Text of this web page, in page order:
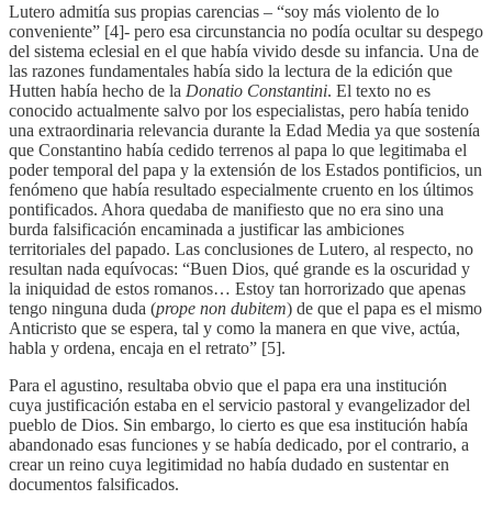
Lutero admitía sus propias carencias – “soy más violento de lo
conveniente” [4]- pero esa circunstancia no podía ocultar su despego
del sistema eclesial en el que había vivido desde su infancia. Una de
las razones fundamentales había sido la lectura de la edición que
Hutten había hecho de la Donatio Constantini. El texto no es
conocido actualmente salvo por los especialistas, pero había tenido
una extraordinaria relevancia durante la Edad Media ya que sostenía
que Constantino había cedido terrenos al papa lo que legitimaba el
poder temporal del papa y la extensión de los Estados pontificios, un
fenómeno que había resultado especialmente cruento en los últimos
pontificados. Ahora quedaba de manifiesto que no era sino una
burda falsificación encaminada a justificar las ambiciones
territoriales del papado. Las conclusiones de Lutero, al respecto, no
resultan nada equívocas: “Buen Dios, qué grande es la oscuridad y
la iniquidad de estos romanos… Estoy tan horrorizado que apenas
tengo ninguna duda (prope non dubitem) de que el papa es el mismo
Anticristo que se espera, tal y como la manera en que vive, actúa,
habla y ordena, encaja en el retrato” [5].
Para el agustino, resultaba obvio que el papa era una institución
cuya justificación estaba en el servicio pastoral y evangelizador del
pueblo de Dios. Sin embargo, lo cierto es que esa institución había
abandonado esas funciones y se había dedicado, por el contrario, a
crear un reino cuya legitimidad no había dudado en sustentar en
documentos falsificados.